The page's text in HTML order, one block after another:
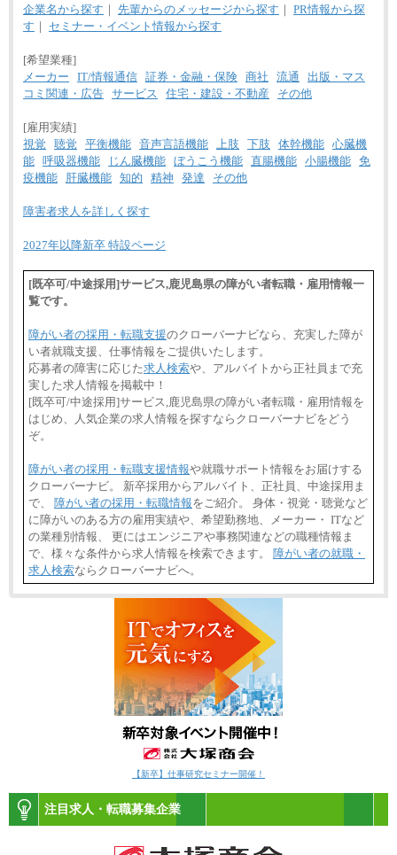
企業名から探す ｜ 先輩からのメッセージから探す ｜ PR情報から探
す ｜ セミナー・イベント情報から探す
[希望業種]
メーカー
IT/情報通信 証券・金融・保険 商社 流通
出版・マス
コミ関連・広告 サービス 住宅・建設・不動産 その他
[雇用実績]
視覚
聴覚 平衡機能 音声言語機能 上肢 下肢 体幹機能 心臓機
能 呼吸器機能 じん臓機能 ぼうこう機能 直腸機能 小腸機能 免
疫機能
肝臓機能 知的 精神 発達 その他
障害者求人を詳しく探す
2027年以降新卒 特設ページ
[既卒可/中途採用]サービス,鹿児島県の障がい者転職・雇用情報一
覧です。
障がい者の採用・転職支援のクローバーナビなら、充実した障が
い者就職支援、仕事情報をご提供いたします。
応募者の障害に応じた求人検索や、アルバイトから正社員まで充
実した求人情報を掲載中！
[既卒可/中途採用]サービス,鹿児島県の障がい者転職・雇用情報を
はじめ、人気企業の求人情報を探すならクローバーナビをどう
ぞ。
障がい者の採用・転職支援情報や就職サポート情報をお届けする
クローバーナビ。 新卒採用からアルバイト、正社員、中途採用ま
で、 障がい者の採用・転職情報をご紹介。 身体・視覚・聴覚など
に障がいのある方の雇用実績や、希望勤務地、メーカー・ ITなど
の業種別情報、 更にはエンジニアや事務関連などの職種情報ま
で、様々な条件から求人情報を検索できます。 障がい者の就職・
求人検索ならクローバーナビへ。
【新卒】仕事研究セミナー開催！
注目求人・転職募集企業